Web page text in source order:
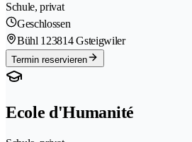
Schule, privat
Geschlossen
Bühl 123814 Gsteigwiler
Termin reservieren
Ecole d'Humanité